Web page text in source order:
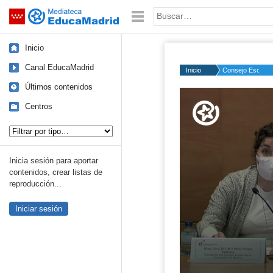
Saltar navegación Palabra o frase:
Inicio
Canal EducaMadrid
Últimos contenidos
Centros
Inicia sesión para aportar
contenidos, crear listas de
reproducción...
Iniciar sesión
Inicio Consejo Escolar
50%